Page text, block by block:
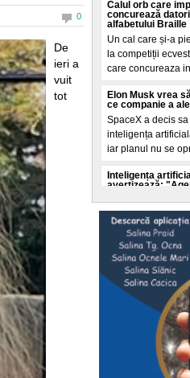
0
De
ieri a
vuit
tot
Calul orb care
concurează
alfabetului Braille
Un cal care și-a
la competiții
care concureaza
Elon Musk vrea
ce companie a
SpaceX a decis
inteligența
iar planul nu se
Inteligența
avertizează:
Experții in
accelerata a
autoritaților de a o c
Selly a intrat în
doborât de
Un nou record
litoralul
online intr-un
Putin pierde
batjocorit în mod
Vladimir Putin